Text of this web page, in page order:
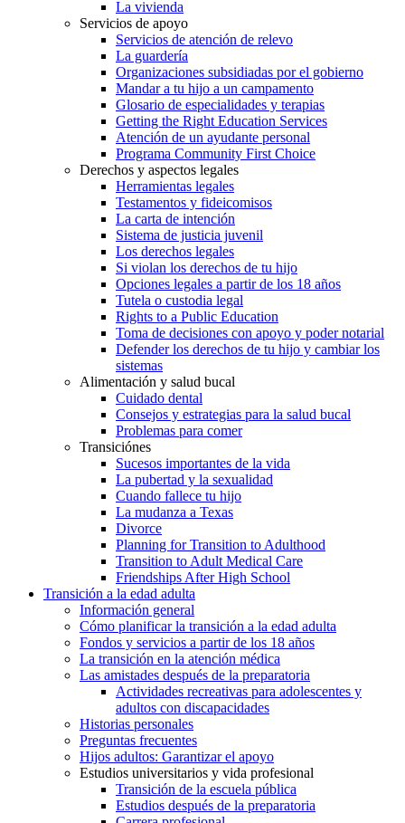
La vivienda
Servicios de apoyo
Servicios de atención de relevo
La guardería
Organizaciones subsidiadas por el gobierno
Mandar a tu hijo a un campamento
Glosario de especialidades y terapias
Getting the Right Education Services
Atención de un ayudante personal
Programa Community First Choice
Derechos y aspectos legales
Herramientas legales
Testamentos y fideicomisos
La carta de intención
Sistema de justicia juvenil
Los derechos legales
Si violan los derechos de tu hijo
Opciones legales a partir de los 18 años
Tutela o custodia legal
Rights to a Public Education
Toma de decisiones con apoyo y poder notarial
Defender los derechos de tu hijo y cambiar los
sistemas
Alimentación y salud bucal
Cuidado dental
Consejos y estrategias para la salud bucal
Problemas para comer
Transiciónes
Sucesos importantes de la vida
La pubertad y la sexualidad
Cuando fallece tu hijo
La mudanza a Texas
Divorce
Planning for Transition to Adulthood
Transition to Adult Medical Care
Friendships After High School
Transición a la edad adulta
Información general
Cómo planificar la transición a la edad adulta
Fondos y servicios a partir de los 18 años
La transición en la atención médica
Las amistades después de la preparatoria
Actividades recreativas para adolescentes y
adultos con discapacidades
Historias personales
Preguntas frecuentes
Hijos adultos: Garantizar el apoyo
Estudios universitarios y vida profesional
Transición de la escuela pública
Estudios después de la preparatoria